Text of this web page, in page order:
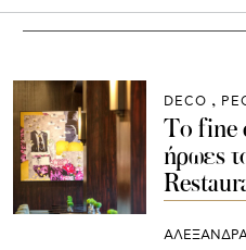
DECO
Το fine
ήρωες